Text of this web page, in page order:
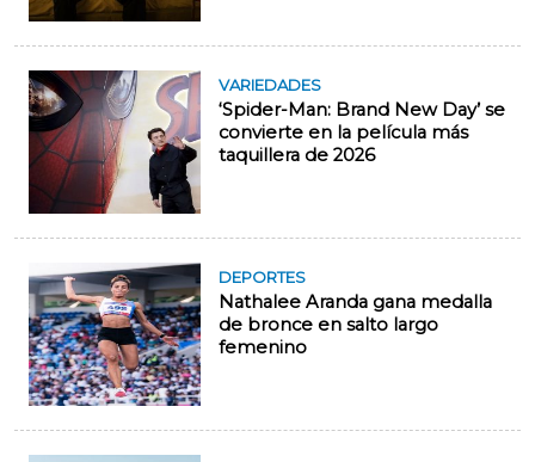
VARIEDADES
‘Spider-Man: Brand New Day’ se
convierte en la película más
taquillera de 2026
DEPORTES
Nathalee Aranda gana medalla
de bronce en salto largo
femenino